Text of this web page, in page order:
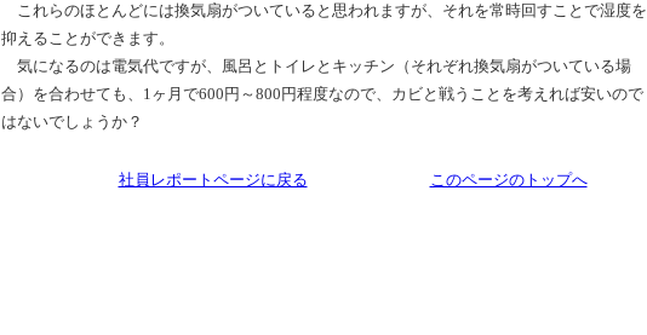
これらのほとんどには換気扇がついていると思われますが、それを常時回すことで湿度を
抑えることができます。
気になるのは電気代ですが、風呂とトイレとキッチン（それぞれ換気扇がついている場
合）を合わせても、1ヶ月で600円～800円程度なので、カビと戦うことを考えれば安いので
はないでしょうか？
社員レポートページに戻る このページのトップへ